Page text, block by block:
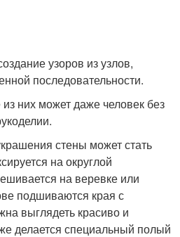
узоров из узлов,
последовательности.
них может даже человек без
стены может стать
на округлой
на веревке или
подшиваются края с
выглядеть красиво и
делается специальный полый